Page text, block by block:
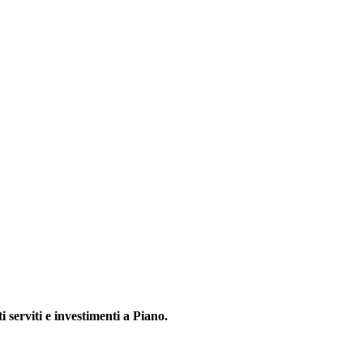
e investimenti a Piano.